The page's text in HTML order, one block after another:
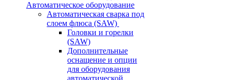
Автоматическое оборудование
Автоматическая сварка под
слоем флюса (SAW)
Головки и горелки
(SAW)
Дополнительные
оснащение и опции
для оборудования
автоматической